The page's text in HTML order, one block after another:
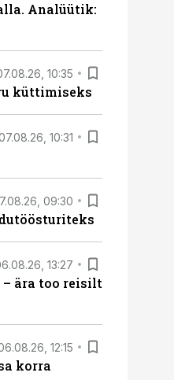
Analüütik:
10:35
küttimiseks
10:31
09:30
13:27
ära too reisilt
12:15
korra